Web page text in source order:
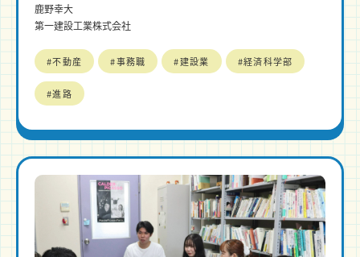
鹿野幸大
第一建設工業株式会社
#不動産 #事務職 #建設業 #経済科学部
#進路